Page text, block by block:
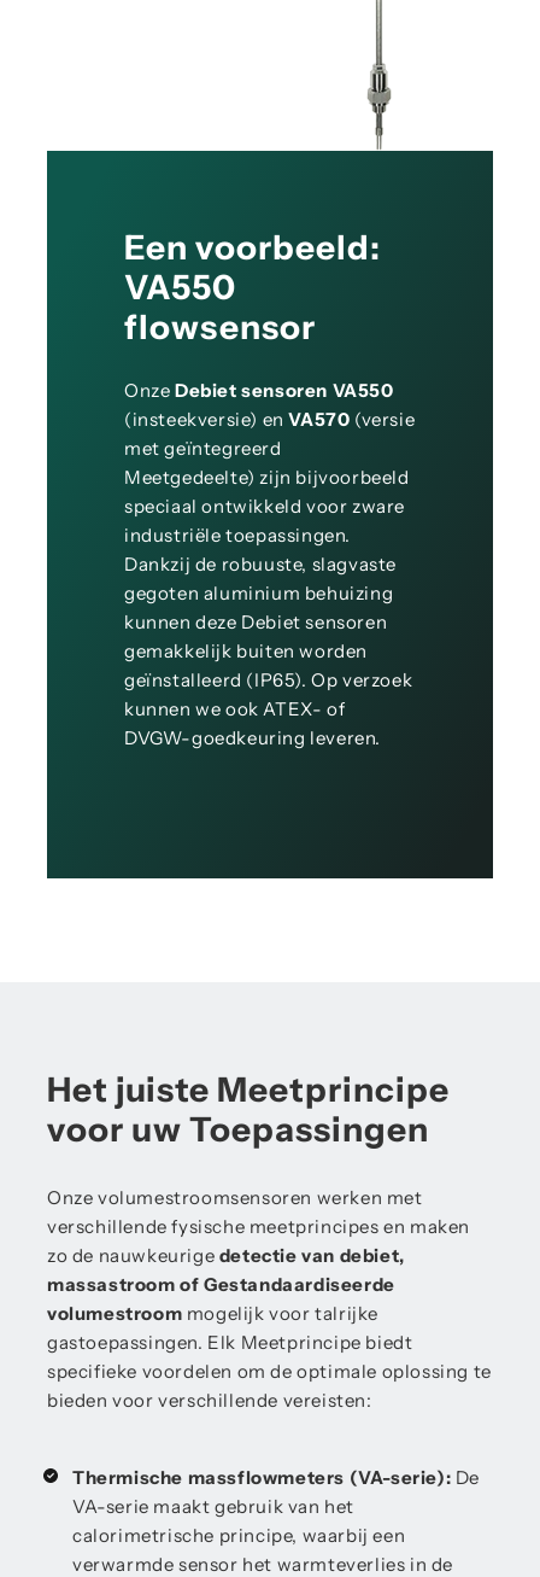
Een voorbeeld:
VA550
flowsensor
Onze Debiet sensoren VA550
(insteekversie) enVA570 (versie
met geïntegreerd
Meetgedeelte) zijn bijvoorbeeld
speciaal ontwikkeld voor zware
industriële toepassingen.
Dankzij de robuuste, slagvaste
gegoten aluminium behuizing
kunnen deze Debiet sensoren
gemakkelijk buiten worden
geïnstalleerd (IP65). Op verzoek
kunnen we ook ATEX- of
DVGW-goedkeuring leveren.
Het juiste Meetprincipe
voor uw Toepassingen
Onze volumestroomsensoren werken met
verschillende fysische meetprincipes en maken
zo de nauwkeurige detectie van debiet,
massastroom of Gestandaardiseerde
volumestroom mogelijk voor talrijke
gastoepassingen. Elk Meetprincipe biedt
specifieke voordelen om de optimale oplossing te
bieden voor verschillende vereisten:
Thermische massflowmeters (VA-serie): De
VA-serie maakt gebruik van het
calorimetrische principe, waarbij een
verwarmde sensor het warmteverlies in de